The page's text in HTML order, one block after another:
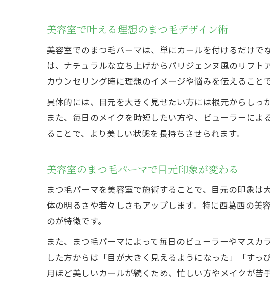
美容室で叶える理想のまつ毛デザイン術
美容室でのまつ毛パーマは、単にカールを付けるだけ
は、ナチュラルな立ち上げからパリジェンヌ風のリフト
カウンセリング時に理想のイメージや悩みを伝えること
具体的には、目元を大きく見せたい方には根元からしっ
また、毎日のメイクを時短したい方や、ビューラーに
ることで、より美しい状態を長持ちさせられます。
美容室のまつ毛パーマで目元印象が変わる
まつ毛パーマを美容室で施術することで、目元の印象
体の明るさや若々しさもアップします。特に西葛西の
のが特徴です。
また、まつ毛パーマによって毎日のビューラーやマス
した方からは「目が大きく見えるようになった」「す
月ほど美しいカールが続くため、忙しい方やメイクが苦